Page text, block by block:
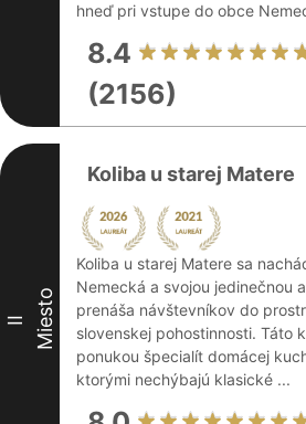
hneď pri vstupe do obce
8.4
(2156)
II Miesto
Koliba u starej Matere
Koliba u starej Matere sa
Nemecká a svojou jedinečnou
prenáša návštevníkov do
slovenskej pohostinnosti. Táto
ponukou špecialít domácej
ktorými nechýbajú klasické ...